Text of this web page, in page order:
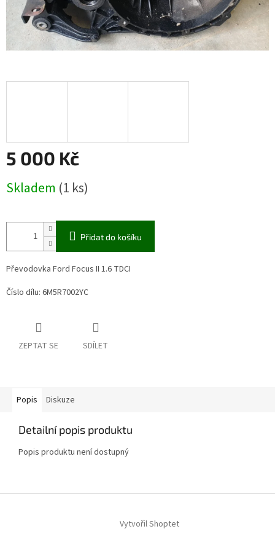
5 000 Kč
cena:
Skladem (1 ks)
Přidat do košíku
Převodovka Ford Focus II 1.6 TDCI
Číslo dílu: 6M5R7002YC
ZEPTAT SE SDÍLET
Popis Diskuze
Detailní popis produktu
Popis produktu není dostupný
Vytvořil Shoptet